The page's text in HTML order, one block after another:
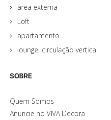
área externa
Loft
apartamento
lounge, circulação vertical
SOBRE
Quem Somos
Anuncie no VIVA Decora